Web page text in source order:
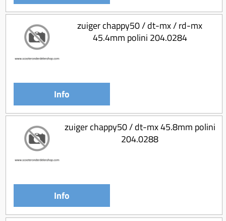
zuiger chappy50 / dt-mx / rd-mx
45.4mm polini 204.0284
Info
zuiger chappy50 / dt-mx 45.8mm polini
204.0288
Info